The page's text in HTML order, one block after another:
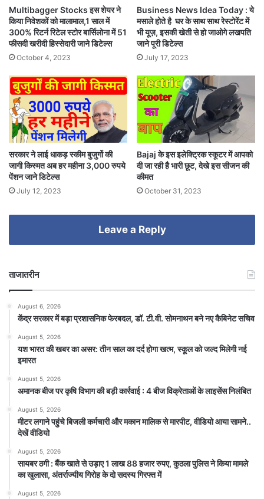
Multibagger Stocks इस शेयर ने
किया निवेशकों को मालामाल,1 साल में
300% रिटर्न रिटेल स्टोर बार्सिलोना में 51
फीसदी खरीदी हिस्सेदारी जाने डिटेल्स
October 4, 2023
Business News Idea Today : ये
मसाले होते है घर के साथ साथ रेस्टोरेंट में
भी यूज़, इसकी खेती से हो जाओगे लखपति
जाने पूरी डिटेल्स
July 17, 2023
सरकार ने लाई धाकड़ स्कीम बुजुर्गो की
जागी किस्मत अब हर महीना 3,000 रुपये
पेंशन जाने डिटेल्स
July 12, 2023
Bajaj के इस इलेक्ट्रिक स्कूटर में आपको
दी जा रही है भारी छूट, देखे इस सीजन की
कीमत
October 31, 2023
Leave a Reply
ताजातरीन
August 6, 2026
केंद्र सरकार में बड़ा प्रशासनिक फेरबदल, डॉ. टी.वी. सोमनाथन बने नए कैबिनेट सचिव
August 5, 2026
यश भारत की खबर का असर: तीन साल का दर्द होगा खत्म, स्कूल को जल्द मिलेगी नई
इमारत
August 5, 2026
अमानक बीज पर कृषि विभाग की बड़ी कार्रवाई : 4 बीज विक्रेताओं के लाइसेंस निलंबित
August 5, 2026
मीटर लगाने पहुंचे बिजली कर्मचारी और मकान मालिक से मारपीट, वीडियो आया सामने..
देखें वीडियो
August 5, 2026
सायबर ठगी : बैंक खाते से उड़ाए 1 लाख 88 हजार रुपए, कुठला पुलिस ने किया मामले
का खुलासा, अंतर्राज्यीय गिरोह के दो सदस्य गिरफ्त में
August 5, 2026